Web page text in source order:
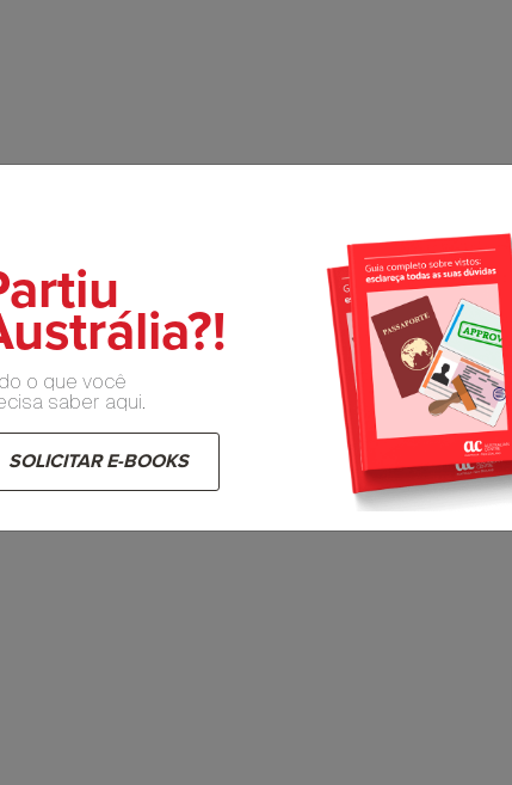
o que você
saber aqui.
SOLICITAR E-BOOKS